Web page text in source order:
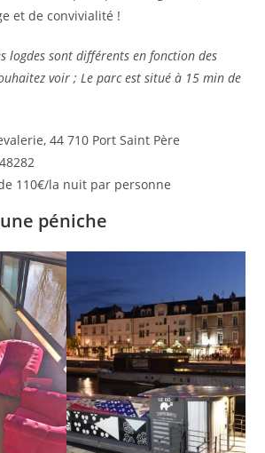
et de convivialité !
logdes sont différents en fonction des
voir ; Le parc est situé à 15 min de
44 710 Port Saint Père
110€/la nuit par personne
péniche